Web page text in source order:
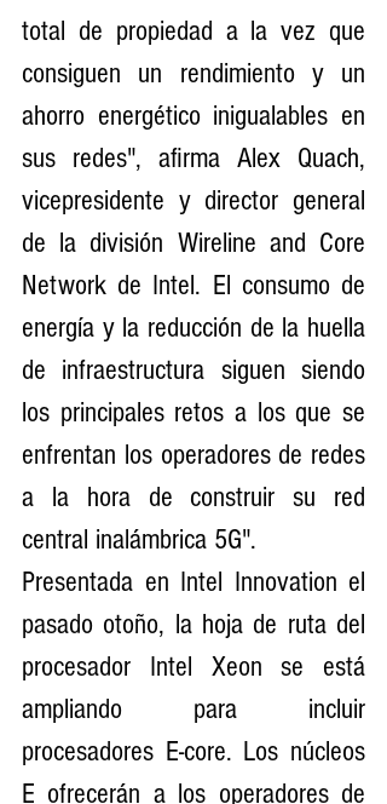
total de propiedad a la vez que
consiguen un rendimiento y un
ahorro energético inigualables en
sus redes", afirma Alex Quach,
vicepresidente y director general
de la división Wireline and Core
Network de Intel. El consumo de
energía y la reducción de la huella
de infraestructura siguen siendo
los principales retos a los que se
enfrentan los operadores de redes
a la hora de construir su red
central inalámbrica 5G".
Presentada en Intel Innovation el
pasado otoño, la hoja de ruta del
procesador Intel Xeon se está
ampliando para incluir
procesadores E-core. Los núcleos
E ofrecerán a los operadores de